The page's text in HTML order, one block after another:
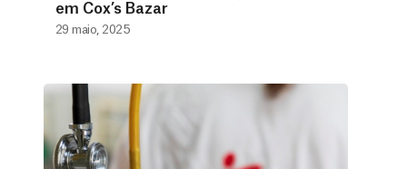
em Cox’s Bazar
29 maio, 2025